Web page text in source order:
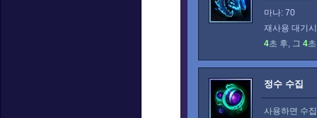
마나: 70
재사용 대기
4초 후, 그 4
정수 수집
사용하면 수